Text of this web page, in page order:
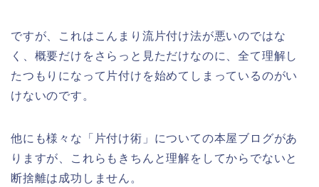
ですが、これはこんまり流片付け法が悪いのではな
く、概要だけをさらっと見ただけなのに、全て理解し
たつもりになって片付けを始めてしまっているのがい
けないのです。
他にも様々な「片付け術」についての本屋ブログがあ
りますが、これらもきちんと理解をしてからでないと
断捨離は成功しません。